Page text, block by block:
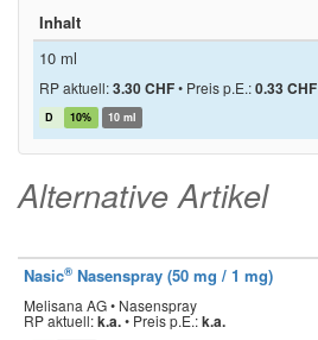
Inhalt
10 ml
RP aktuell:3.30 CHF• Preis p.E.:0.33 CHF
D 10% 10 ml
Alternative Artikel
Nasic® Nasenspray (50 mg / 1 mg)
Melisana AG • Nasenspray
RP aktuell:k.a.• Preis p.E.:k.a.